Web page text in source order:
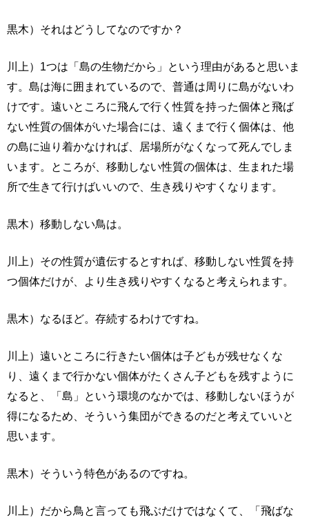
黒木）それはどうしてなのですか？
川上）1つは「島の生物だから」という理由があると思いま
す。島は海に囲まれているので、普通は周りに島がないわ
けです。遠いところに飛んで行く性質を持った個体と飛ば
ない性質の個体がいた場合には、遠くまで行く個体は、他
の島に辿り着かなければ、居場所がなくなって死んでしま
います。ところが、移動しない性質の個体は、生まれた場
所で生きて行けばいいので、生き残りやすくなります。
黒木）移動しない鳥は。
川上）その性質が遺伝するとすれば、移動しない性質を持
つ個体だけが、より生き残りやすくなると考えられます。
黒木）なるほど。存続するわけですね。
川上）遠いところに行きたい個体は子どもが残せなくな
り、遠くまで行かない個体がたくさん子どもを残すように
なると、「島」という環境のなかでは、移動しないほうが
得になるため、そういう集団ができるのだと考えていいと
思います。
黒木）そういう特色があるのですね。
川上）だから鳥と言っても飛ぶだけではなくて、「飛ばな